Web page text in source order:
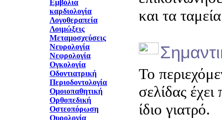
Εμβόλια
καρδιολογία
Λογοθεραπεία
Λοιμώξεις
Μεταμοσχεύσεις
Νευρολογία
Νεφρολογία
Ογκολογία
Οδοντιατρική
Περιοδοντολογία
Ομοιοπαθητική
Ορθοπεδική
Οστεοπόρωση
Ουρολογία
και τα
Το
σελίδας
ίδιο γιατρό.